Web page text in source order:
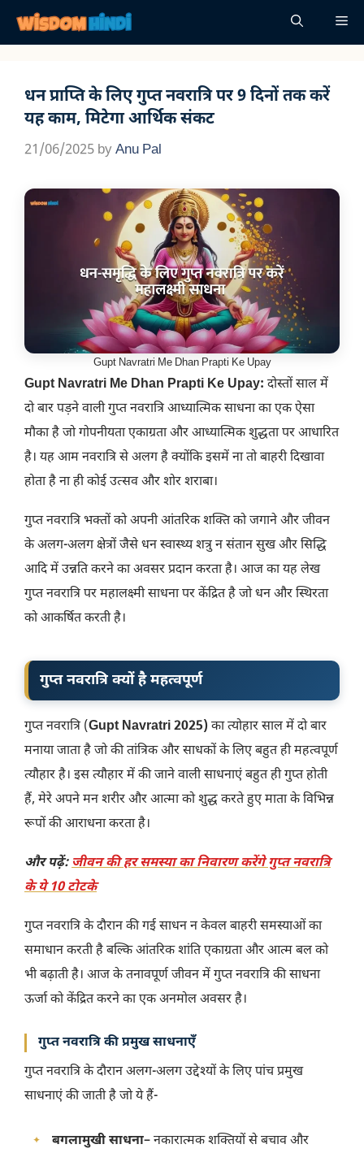
content
धन प्राप्ति के लिए गुप्त नवरात्रि पर 9 दिनों तक करें
यह काम, मिटेगा आर्थिक संकट
21/06/2025 byAnu Pal
Gupt Navratri Me Dhan Prapti Ke Upay
Gupt Navratri Me Dhan Prapti Ke Upay: दोस्तों साल में
दो बार पड़ने वाली गुप्त नवरात्रि आध्यात्मिक साधना का एक ऐसा
मौका है जो गोपनीयता एकाग्रता और आध्यात्मिक शुद्धता पर आधारित
है। यह आम नवरात्रि से अलग है क्योंकि इसमें ना तो बाहरी दिखावा
होता है ना ही कोई उत्सव और शोर शराबा।
गुप्त नवरात्रि भक्तों को अपनी आंतरिक शक्ति को जगाने और जीवन
के अलग-अलग क्षेत्रों जैसे धन स्वास्थ्य शत्रु न संतान सुख और सिद्धि
आदि में उन्नति करने का अवसर प्रदान करता है। आज का यह लेख
गुप्त नवरात्रि पर महालक्ष्मी साधना पर केंद्रित है जो धन और स्थिरता
को आकर्षित करती है।
गुप्त नवरात्रि क्यों है महत्वपूर्ण
गुप्त नवरात्रि (Gupt Navratri 2025) का त्योहार साल में दो बार
मनाया जाता है जो की तांत्रिक और साधकों के लिए बहुत ही महत्वपूर्ण
त्यौहार है। इस त्यौहार में की जाने वाली साधनाएं बहुत ही गुप्त होती
हैं, मेरे अपने मन शरीर और आत्मा को शुद्ध करते हुए माता के विभिन्न
रूपों की आराधना करता है।
और पढ़ें:जीवन की हर समस्या का निवारण करेंगे गुप्त नवरात्रि
के ये 10 टोटके
गुप्त नवरात्रि के दौरान की गई साधन न केवल बाहरी समस्याओं का
समाधान करती है बल्कि आंतरिक शांति एकाग्रता और आत्म बल को
भी बढ़ाती है। आज के तनावपूर्ण जीवन में गुप्त नवरात्रि की साधना
ऊर्जा को केंद्रित करने का एक अनमोल अवसर है।
गुप्त नवरात्रि की प्रमुख साधनाएँ
गुप्त नवरात्रि के दौरान अलग-अलग उद्देश्यों के लिए पांच प्रमुख
साधनाएं की जाती है जो ये हैं-
बगलामुखी साधना– नकारात्मक शक्तियों से बचाव और